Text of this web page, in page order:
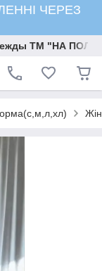
ЧЕРЕЗ
ТМ "НА